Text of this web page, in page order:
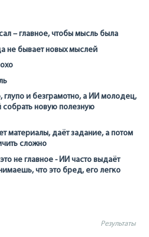
– главное, чтобы мысль была
не бывает новых мыслей
глупо и безграмотно, а ИИ молодец,
новую полезную
материалы, даёт задание, а потом
сложно
не главное - ИИ часто выдаёт
что это бред, его легко
Результаты